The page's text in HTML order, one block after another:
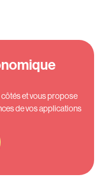
côtés et vous propose
de vos applications